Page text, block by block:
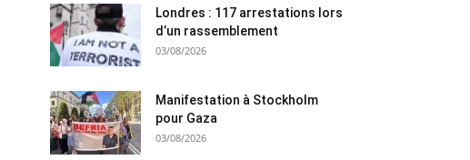
Londres : 117 arrestations lors
d’un rassemblement
03/08/2026
Manifestation à Stockholm
pour Gaza
03/08/2026